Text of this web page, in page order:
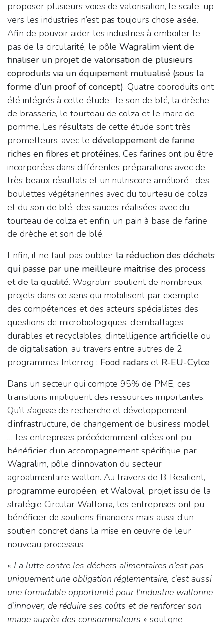
proposer plusieurs voies de valorisation, le scale-up
vers les industries n’est pas toujours chose aisée.
Afin de pouvoir aider les industries à emboiter le
pas de la circularité, le pôle Wagralim vient de
finaliser un projet de valorisation de plusieurs
coproduits via un équipement mutualisé (sous la
forme d’un proof of concept). Quatre coproduits ont
été intégrés à cette étude : le son de blé, la drèche
de brasserie, le tourteau de colza et le marc de
pomme. Les résultats de cette étude sont très
prometteurs, avec le développement de farine
riches en fibres et protéines. Ces farines ont pu être
incorporées dans différentes préparations avec de
très beaux résultats et un nutriscore amélioré : des
boulettes végétariennes avec du tourteau de colza
et du son de blé, des sauces réalisées avec du
tourteau de colza et enfin, un pain à base de farine
de drèche et son de blé.
Enfin, il ne faut pas oublier la réduction des déchets
qui passe par une meilleure maitrise des process
et de la qualité. Wagralim soutient de nombreux
projets dans ce sens qui mobilisent par exemple
des compétences et des acteurs spécialistes des
questions de microbiologiques, d’emballages
durables et recyclables, d’intelligence artificielle ou
de digitalisation, au travers entre autres de 2
programmes Interreg : Food radars et R-EU-Cylce
Dans un secteur qui compte 95% de PME, ces
transitions impliquent des ressources importantes.
Qu’il s’agisse de recherche et développement,
d’infrastructure, de changement de business model,
… les entreprises précédemment citées ont pu
bénéficier d’un accompagnement spécifique par
Wagralim, pôle d’innovation du secteur
agroalimentaire wallon. Au travers de B-Resilient,
programme européen, et Waloval, projet issu de la
stratégie Circular Wallonia, les entreprises ont pu
bénéficier de soutiens financiers mais aussi d’un
soutien concret dans la mise en œuvre de leur
nouveau processus.
« La lutte contre les déchets alimentaires n’est pas
uniquement une obligation réglementaire, c’est aussi
une formidable opportunité pour l’industrie wallonne
d’innover, de réduire ses coûts et de renforcer son
image auprès des consommateurs » souligne